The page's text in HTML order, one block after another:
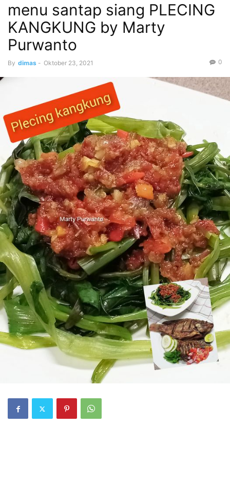
menu santap siang PLECING
KANGKUNG by Marty
Purwanto
By dimas - Oktober 23, 2021 0